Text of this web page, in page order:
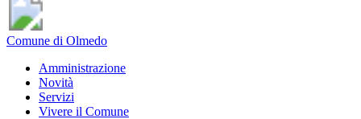
Comune di Olmedo
Amministrazione
Novità
Servizi
Vivere il Comune